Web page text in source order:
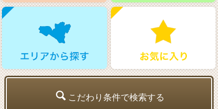
こだわり条件で検索する